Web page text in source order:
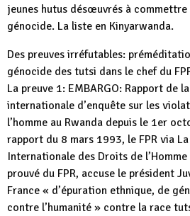
jeunes hutus désœuvrés à
génocide. La liste en Kinyarwanda.
Des preuves irréfutables:
génocide des tutsi dans le chef du
La preuve 1: EMBARGO: Rapport de
internationale d’enquête sur les
l’homme au Rwanda depuis le 1er
rapport du 8 mars 1993, le FPR via
Internationale des Droits de
prouvé du FPR, accuse le président
France « d’épuration ethnique, de
contre l’humanité » contre la race